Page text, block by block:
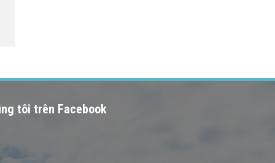
tôi trên Facebook